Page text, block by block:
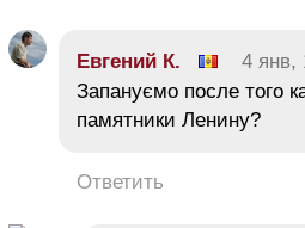
Евгений К. 4 янв,
Запануємо после того
памятники Ленину?
Ответить